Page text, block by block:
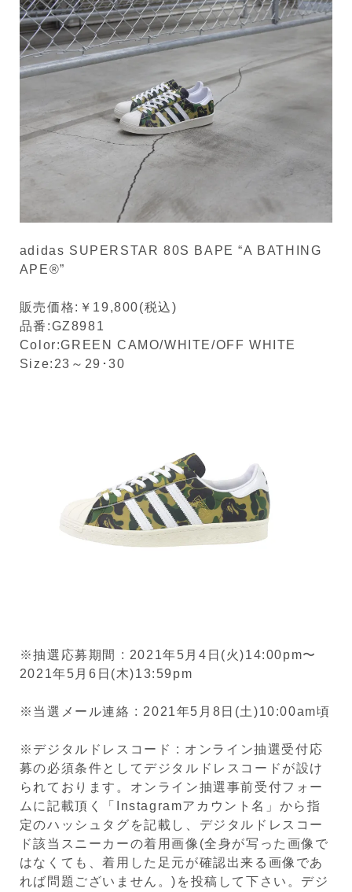
adidas SUPERSTAR 80S BAPE “A BATHING
APE®”
販売価格:￥19,800(税込)
品番:GZ8981
Color:GREEN CAMO/WHITE/OFF WHITE
Size:23～29･30
※抽選応募期間 : 2021年5月4日(火)14:00pm〜
2021年5月6日(木)13:59pm
※当選メール連絡 : 2021年5月8日(土)10:00am頃
※デジタルドレスコード : オンライン抽選受付応
募の必須条件としてデジタルドレスコードが設け
られております。オンライン抽選事前受付フォー
ムに記載頂く「Instagramアカウント名」から指
定のハッシュタグを記載し、デジタルドレスコー
ド該当スニーカーの着用画像(全身が写った画像で
はなくても、着用した足元が確認出来る画像であ
れば問題ございません。)を投稿して下さい。デジ